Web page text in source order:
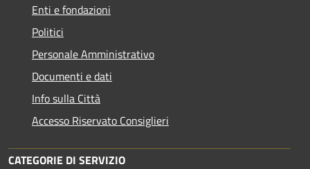
Enti e fondazioni
Politici
Personale Amministrativo
Documenti e dati
Info sulla Città
Accesso Riservato Consiglieri
CATEGORIE DI SERVIZIO